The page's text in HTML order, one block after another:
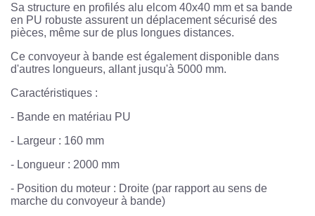
Sa structure en profilés alu elcom 40x40 mm et sa bande
en PU robuste assurent un déplacement sécurisé des
pièces, même sur de plus longues distances.
Ce convoyeur à bande est également disponible dans
d'autres longueurs, allant jusqu'à 5000 mm.
Caractéristiques :
- Bande en matériau PU
- Largeur : 160 mm
- Longueur : 2000 mm
- Position du moteur : Droite (par rapport au sens de
marche du convoyeur à bande)